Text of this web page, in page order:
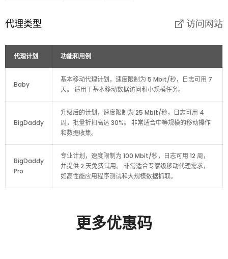
代理类型 访问网站
代理计划 功能和用例
Baby
基本移动代理计划，速度限制为 5 Mbit/秒，日志可用 7
天。 适用于基本移动数据访问和小规模任务。
BigDaddy
升级后的计划，速度限制为 25 Mbit/秒，日志可用 4
周，批量折扣高达 30%。 非常适合中等规模的移动操作
和数据收集。
BigDaddy
Pro
专业计划，速度限制为 100 Mbit/秒，日志可用 12 周，
并提供 2 天免费试用。 非常适合专家级移动代理需求，
如高性能应用程序测试和大规模数据抓取。
更多优惠码